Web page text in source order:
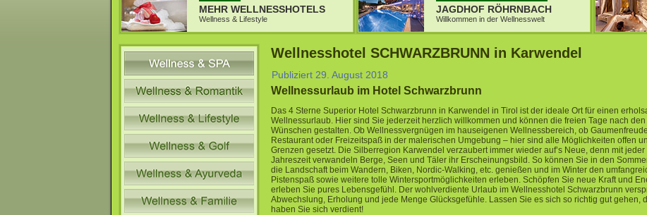
MEHR WELLNESSHOTELS
Wellness & Lifestyle
JAGDHOF RÖHRNBACH
Willkommen in der Wellnesswelt
Wellnesshotel SCHWARZBRUNN in Karwendel
Publiziert 29. August 2018
Wellnessurlaub im Hotel Schwarzbrunn
Das 4 Sterne Superior Hotel Schwarzbrunn in Karwendel in Tirol ist der ideale Ort für einen
Wellnessurlaub. Hier sind Sie jederzeit herzlich willkommen und können die freien Tage nach
Wünschen gestalten. Ob Wellnessvergnügen im hauseigenen Wellnessbereich, ob
Restaurant oder Freizeitspaß in der malerischen Umgebung – hier sind alle Möglichkeiten offen
Grenzen gesetzt. Die Silberregion Karwendel verzaubert immer wieder auf’s Neue, denn mit jeder
Jahreszeit verwandeln Berge, Seen und Täler ihr Erscheinungsbild. So können Sie in den
die Landschaft beim Wandern, Biken, Nordic-Walking, etc. genießen und im Winter den
Pistenspaß sowie weitere tolle Wintersportmöglichkeiten erleben. Schöpfen Sie neue Kraft und
erleben Sie pures Lebensgefühl. Der wohlverdiente Urlaub im Wellnesshotel Schwarzbrunn
Abwechslung, Erholung und jede Menge Glücksgefühle. Lassen Sie es sich so richtig gut gehen,
haben Sie sich verdient!